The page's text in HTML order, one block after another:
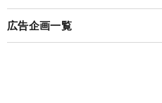
広告企画一覧